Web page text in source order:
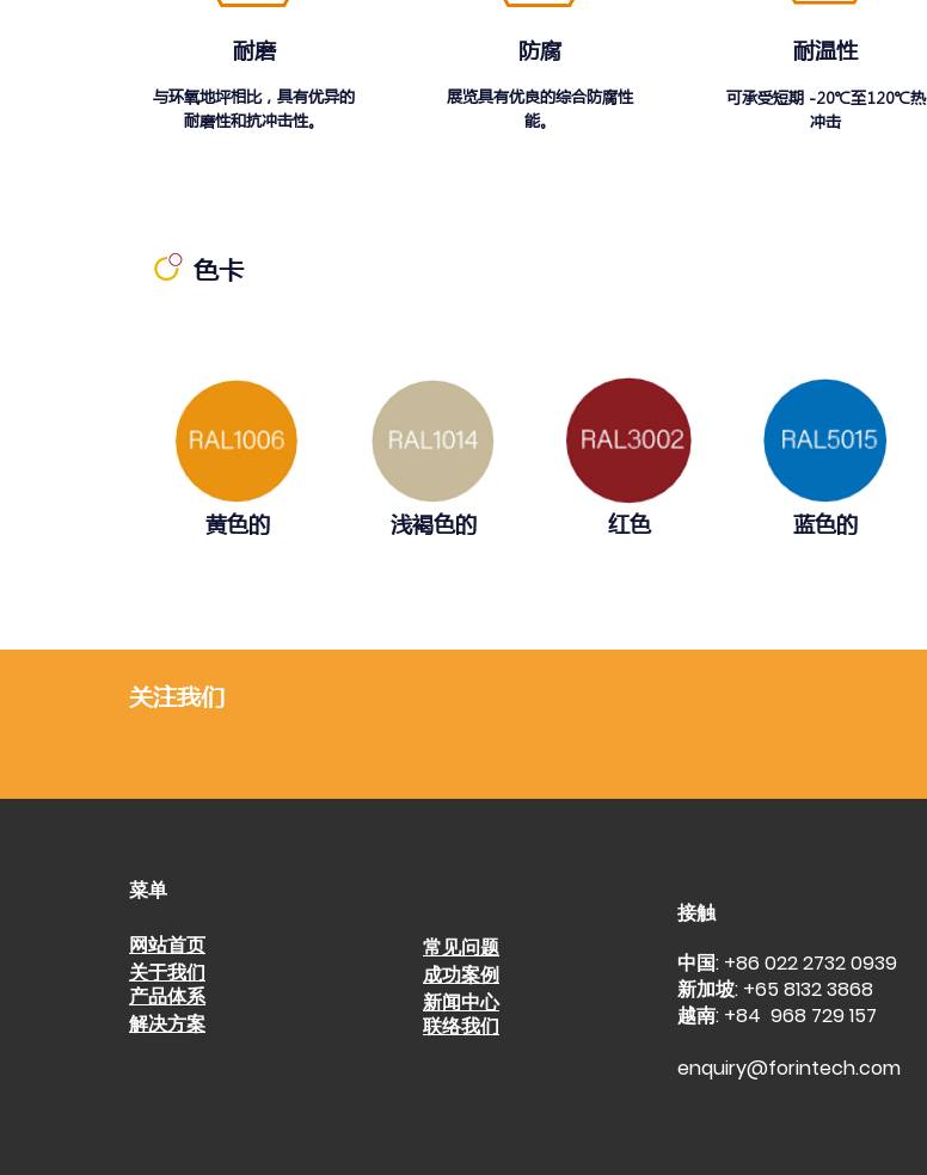
耐磨
与环氧地坪相比，具有优异的
耐磨性和抗冲击性。
防腐
展览具有优良的综合防腐性
能。
耐温性
可承受短期 -20℃至120℃热
冲击
色卡
黄色的 浅褐色的 红色 蓝色的
关注我们
菜单
网站首页
关于我们
产品体系
解决方案
常见问题
​成功案例
新闻中心
​联络我们
接触
中国: +86 022 2732 0939
新加坡: +65 8132 3868
越南: +84 968 729 157
enquiry@forintech.com